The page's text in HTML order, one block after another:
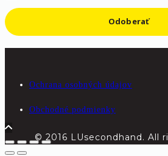
Odoberať
Ochrana osobných údajov
Obchodné podmienky
© 2016 LUsecondhand. All